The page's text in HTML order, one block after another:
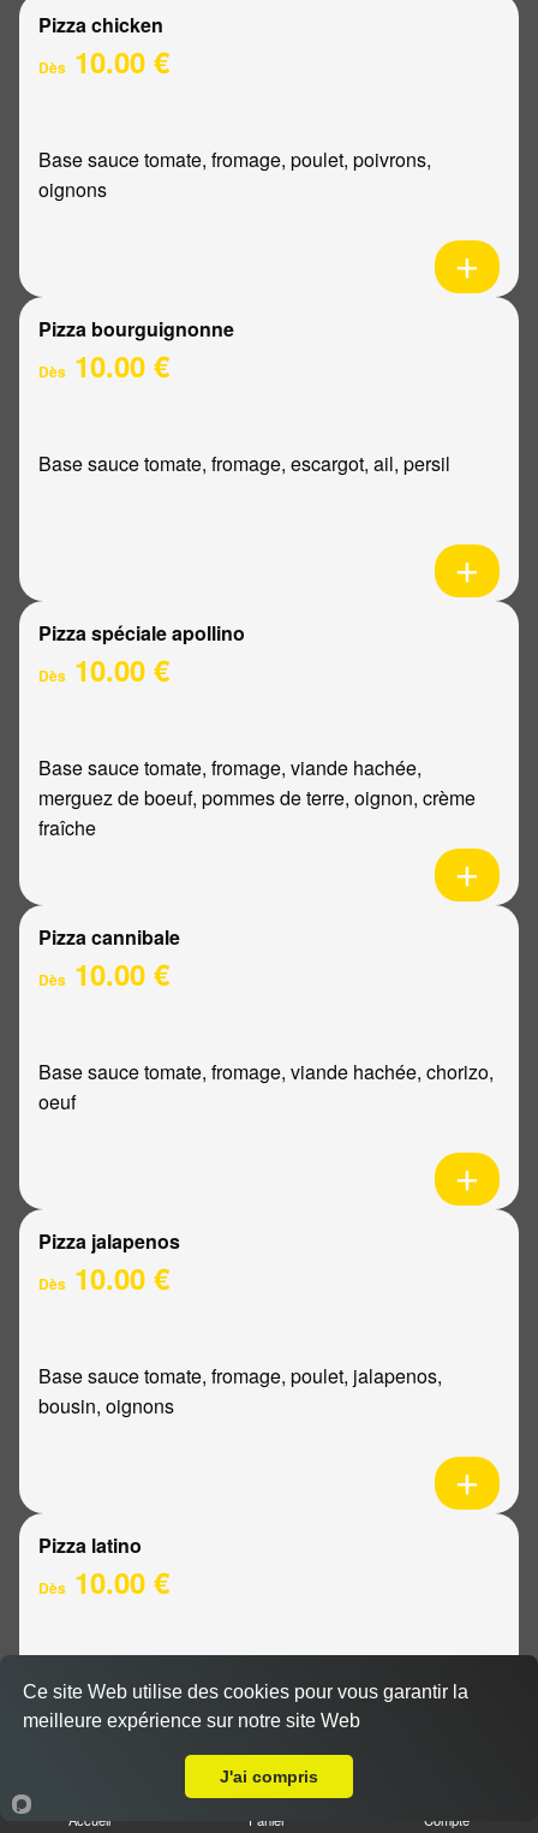
Pizza chicken
Dès 10.00 €
Base sauce tomate, fromage, poulet, poivrons,
oignons
Pizza bourguignonne
Dès 10.00 €
Base sauce tomate, fromage, escargot, ail, persil
Pizza spéciale apollino
Dès 10.00 €
Base sauce tomate, fromage, viande hachée,
merguez de boeuf, pommes de terre, oignon, crème
fraîche
Pizza cannibale
Dès 10.00 €
Base sauce tomate, fromage, viande hachée, chorizo,
oeuf
Pizza jalapenos
Dès 10.00 €
Base sauce tomate, fromage, poulet, jalapenos,
bousin, oignons
Pizza latino
Dès 10.00 €
Base sauce tomate, fromage, viande hachée, oignons,
sauce barbecue
Accueil Panier Compte
Ce site Web utilise des cookies pour vous garantir la
meilleure expérience sur notre site Web
J'ai compris